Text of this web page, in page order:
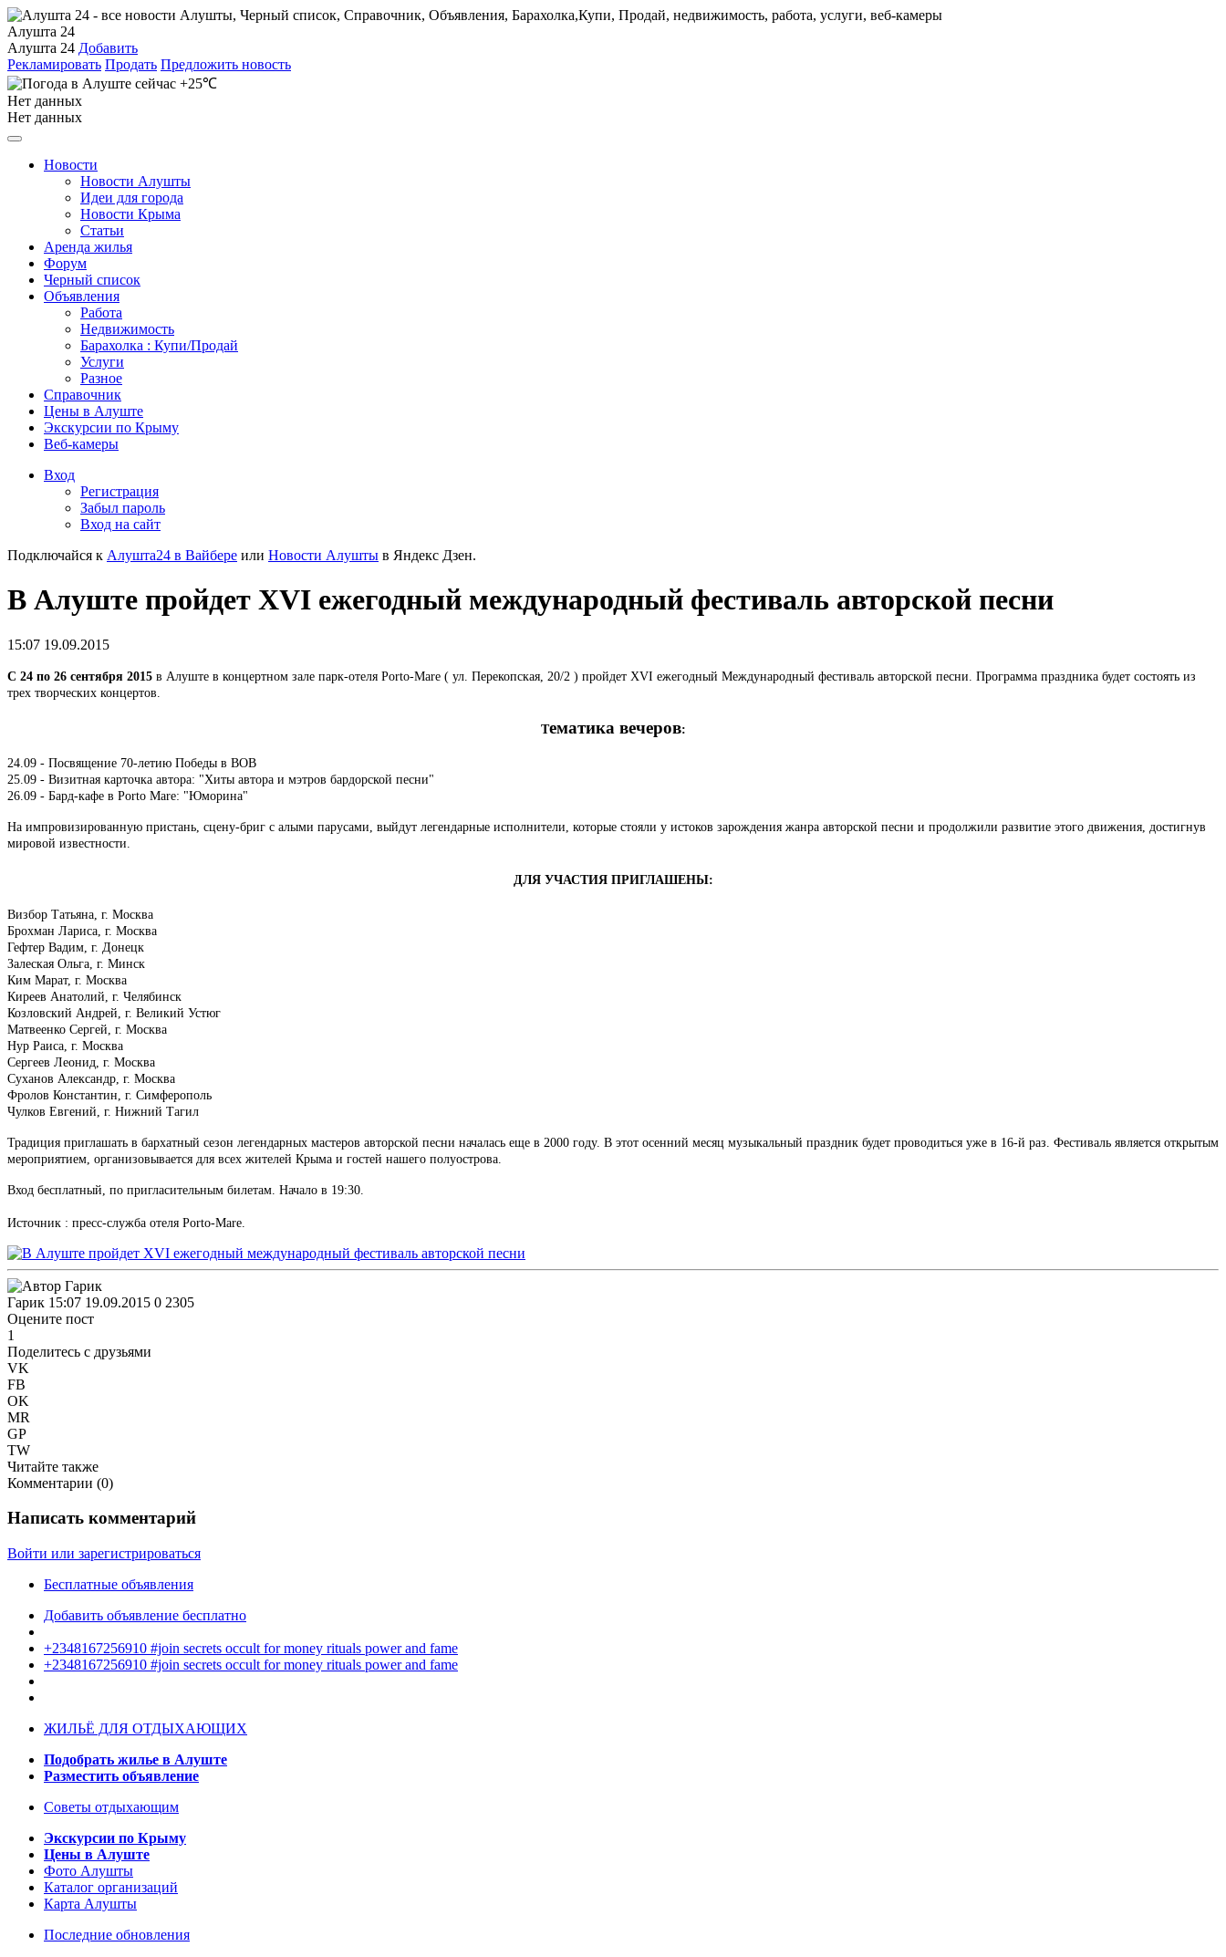
Алушта 24
Алушта 24 Добавить
Рекламировать Продать Предложить новость
+25℃
Нет данных
Нет данных
Новости
Новости Алушты
Идеи для города
Новости Крыма
Статьи
Аренда жилья
Форум
Черный список
Объявления
Работа
Недвижимость
Барахолка : Купи/Продай
Услуги
Разное
Справочник
Цены в Алуште
Экскурсии по Крыму
Веб-камеры
Вход
Регистрация
Забыл пароль
Вход на сайт
Подключайся к Алушта24 в Вайбере или Новости Алушты в Яндекс Дзен.
В Алуште пройдет XVІ ежегодный международный фестиваль авторской песни
15:07 19.09.2015
С 24 по 26 сентября 2015 в Алуште в концертном зале парк-отеля Porto-Mare ( ул. Перекопская, 20/2 ) пройдет XVІ ежегодный Международный фестиваль авторской песни. Программа праздника будет состоять из
трех творческих концертов.
Тематика вечеров:
24.09 - Посвящение 70-летию Победы в ВОВ
25.09 - Визитная карточка автора: "Хиты автора и мэтров бардорской песни"
26.09 - Бард-кафе в Porto Mare: "Юморина"
На импровизированную пристань, сцену-бриг с алыми парусами, выйдут легендарные исполнители, которые стояли у истоков зарождения жанра авторской песни и продолжили развитие этого движения, достигнув
мировой известности.
ДЛЯ УЧАСТИЯ ПРИГЛАШЕНЫ:
Визбор Татьяна, г. Москва
Брохман Лариса, г. Москва
Гефтер Вадим, г. Донецк
Залеская Ольга, г. Минск
Ким Марат, г. Москва
Киреев Анатолий, г. Челябинск
Козловский Андрей, г. Великий Устюг
Матвеенко Сергей, г. Москва
Нур Раиса, г. Москва
Сергеев Леонид, г. Москва
Суханов Александр, г. Москва
Фролов Константин, г. Симферополь
Чулков Евгений, г. Нижний Тагил
Традиция приглашать в бархатный сезон легендарных мастеров авторской песни началась еще в 2000 году. В этот осенний месяц музыкальный праздник будет проводиться уже в 16-й раз. Фестиваль является открытым
мероприятием, организовывается для всех жителей Крыма и гостей нашего полуострова.
Вход бесплатный, по пригласительным билетам. Начало в 19:30.
Источник : пресс-служба отеля Porto-Mare.
Гарик 15:07 19.09.2015 0 2305
Оцените пост
1
Поделитесь с друзьями
VK
FB
OK
MR
GP
TW
Читайте также
Комментарии (0)
Написать комментарий
Войти или зарегистрироваться
Бесплатные объявления
Добавить объявление бесплатно
+2348167256910 #join secrets occult for money rituals power and fame
+2348167256910 #join secrets occult for money rituals power and fame
ЖИЛЬЁ ДЛЯ ОТДЫХАЮЩИХ
Подобрать жилье в Алуште
Разместить объявление
Советы отдыхающим
Экскурсии по Крыму
Цены в Алуште
Фото Алушты
Каталог организаций
Карта Алушты
Последние обновления